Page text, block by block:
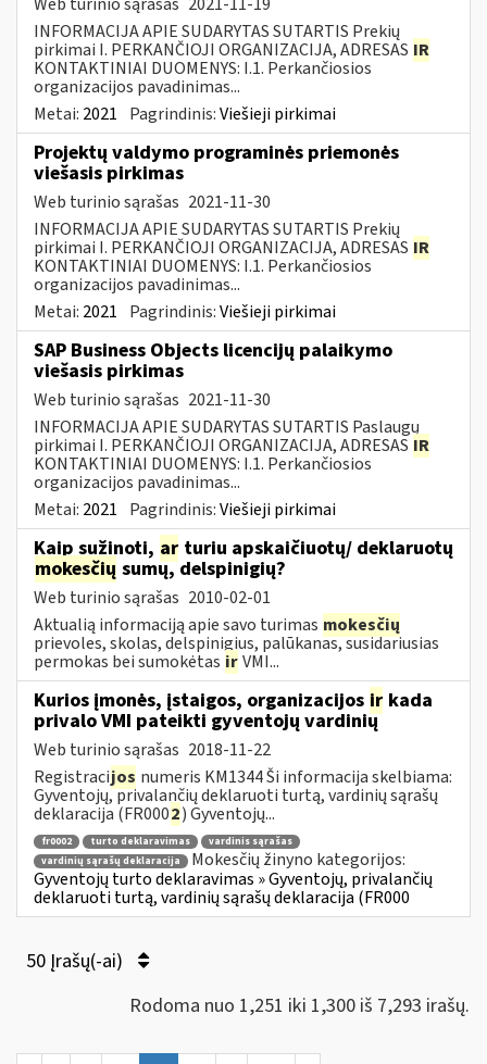
INFORMACIJA APIE SUDARYTAS SUTARTIS Prekių
pirkimai I. PERKANČIOJI ORGANIZACIJA, ADRESAS IR
KONTAKTINIAI DUOMENYS: I.1. Perkančiosios
organizacijos pavadinimas...
Metai: 2021 Pagrindinis:Viešieji pirkimai
Projektų valdymo programinės priemonės
viešasis pirkimas
Web turinio sąrašas 2021-11-30
INFORMACIJA APIE SUDARYTAS SUTARTIS Prekių
pirkimai I. PERKANČIOJI ORGANIZACIJA, ADRESAS IR
KONTAKTINIAI DUOMENYS: I.1. Perkančiosios
organizacijos pavadinimas...
Metai: 2021 Pagrindinis:Viešieji pirkimai
SAP Business Objects licencijų palaikymo
viešasis pirkimas
Web turinio sąrašas 2021-11-30
INFORMACIJA APIE SUDARYTAS SUTARTIS Paslaugų
pirkimai I. PERKANČIOJI ORGANIZACIJA, ADRESAS IR
KONTAKTINIAI DUOMENYS: I.1. Perkančiosios
organizacijos pavadinimas...
Metai: 2021 Pagrindinis:Viešieji pirkimai
Kaip sužinoti, ar turiu apskaičiuotų/ deklaruotų
mokesčių sumų, delspinigių?
Web turinio sąrašas 2010-02-01
Aktualią informaciją apie savo turimas mokesčių
prievoles, skolas, delspinigius, palūkanas, susidariusias
permokas bei sumokėtas irVMI...
Kurios įmonės, įstaigos, organizacijos ir kada
privalo VMI pateikti gyventojų vardinių
Web turinio sąrašas 2018-11-22
Registracijos numeris KM1344 Ši informacija skelbiama:
Gyventojų, privalančių deklaruoti turtą, vardinių sąrašų
deklaracija (FR0002) Gyventojų...
fr0002 turto deklaravimas
vardinis sąrašas
vardinių sąrašų deklaracija
Mokesčių žinyno kategorijos:
Gyventojų turto deklaravimas » Gyventojų, privalančių
deklaruoti turtą, vardinių sąrašų deklaracija (FR000
50 Įrašų(-ai)
Rodoma nuo 1,251 iki 1,300 iš 7,293 irašų.